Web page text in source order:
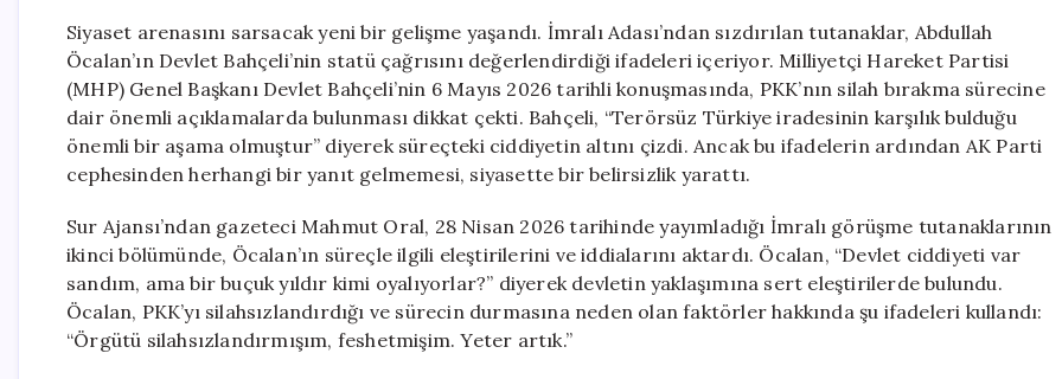
Etti:
Öcalan
Devletin
Ciddiyetini
Sorguladı
için
Siyaset arenasını sarsacak yeni bir gelişme yaşandı. İmralı Adası’ndan sızdırılan tutanaklar, Abdullah
Öcalan’ın Devlet Bahçeli’nin statü çağrısını değerlendirdiği ifadeleri içeriyor. Milliyetçi Hareket Partisi
(MHP) Genel Başkanı Devlet Bahçeli’nin 6 Mayıs 2026 tarihli konuşmasında, PKK’nın silah bırakma sürecine
dair önemli açıklamalarda bulunması dikkat çekti. Bahçeli, “Terörsüz Türkiye iradesinin karşılık bulduğu
önemli bir aşama olmuştur” diyerek süreçteki ciddiyetin altını çizdi. Ancak bu ifadelerin ardından AK Parti
cephesinden herhangi bir yanıt gelmemesi, siyasette bir belirsizlik yarattı.
Sur Ajansı’ndan gazeteci Mahmut Oral, 28 Nisan 2026 tarihinde yayımladığı İmralı görüşme tutanaklarının
ikinci bölümünde, Öcalan’ın süreçle ilgili eleştirilerini ve iddialarını aktardı. Öcalan, “Devlet ciddiyeti var
sandım, ama bir buçuk yıldır kimi oyalıyorlar?” diyerek devletin yaklaşımına sert eleştirilerde bulundu.
Öcalan, PKK’yı silahsızlandırdığı ve sürecin durmasına neden olan faktörler hakkında şu ifadeleri kullandı:
“Örgütü silahsızlandırmışım, feshetmişim. Yeter artık.”